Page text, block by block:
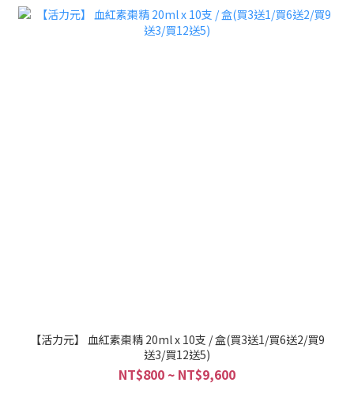
【活力元】 血紅素棗精 20ml x 10支 / 盒(買3送1/買6送2/買9
送3/買12送5)
NT$800 ~ NT$9,600